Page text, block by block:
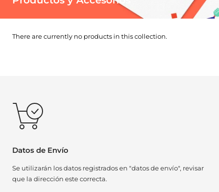
There are currently no products in this collection.
Datos de Envío
Se utilizarán los datos registrados en "datos de envío", revisar
que la dirección este correcta.